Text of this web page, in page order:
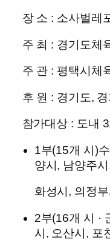
장 소 : 소사벌레
주 최 : 경기도체
주 관 : 평택시체
후 원 : 경기도,
참가대상 : 도내
1부(15개 시)
양시, 남양주
화성시, 의정
2부(16개 시 ·
시, 오산시, 포